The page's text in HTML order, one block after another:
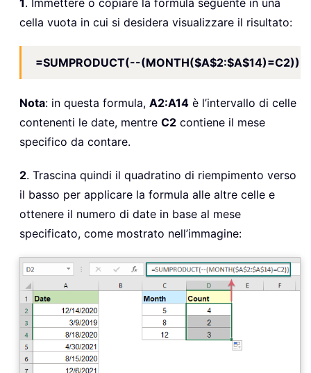
cella vuota in cui si desidera visualizzare il risultato:
=SUMPRODUCT(--(MONTH($A$2:$A$14)=C2))
Nota: in questa formula, A2:A14 è l’intervallo di celle
contenenti le date, mentre C2 contiene il mese
specifico da contare.
2. Trascina quindi il quadratino di riempimento verso
il basso per applicare la formula alle altre celle e
ottenere il numero di date in base al mese
specificato, come mostrato nell’immagine: